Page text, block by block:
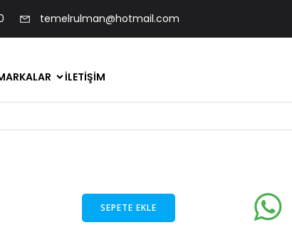
temelrulman@hotmail.com
İLETIŞIM
SEPETE EKLE